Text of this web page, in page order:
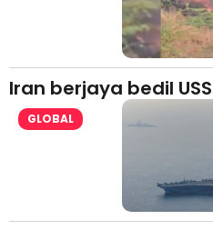
Iran berjaya bedil
GLOBAL